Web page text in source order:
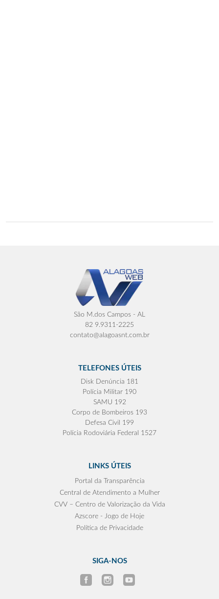
São M.dos Campos - AL
82 9.9311-2225
contato@alagoasnt.com.br
TELEFONES ÚTEIS
Disk Denúncia 181
Polícia Militar 190
SAMU 192
Corpo de Bombeiros 193
Defesa Civil 199
Polícia Rodoviária Federal 1527
LINKS ÚTEIS
Portal da Transparência
Central de Atendimento a Mulher
CVV – Centro de Valorização da Vida
Azscore - Jogo de Hoje
Política de Privacidade
SIGA-NOS